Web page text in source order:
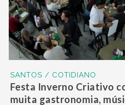
SANTOS / COTIDIANO
Festa Inverno Criativo
muita gastronomia,